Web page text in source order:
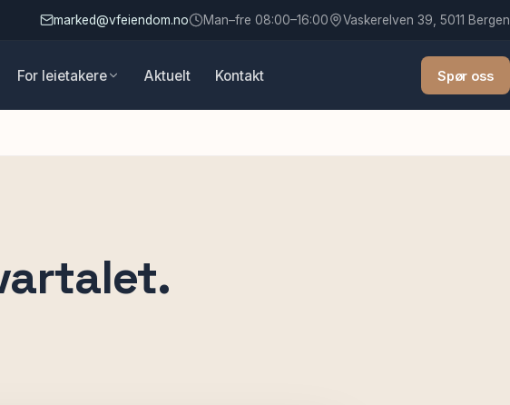
marked@vfeiendom.no Man–fre 08:00–16:00 Vaskerelven 39, 5011 Bergen
For leietakere Aktuelt Kontakt Spør oss